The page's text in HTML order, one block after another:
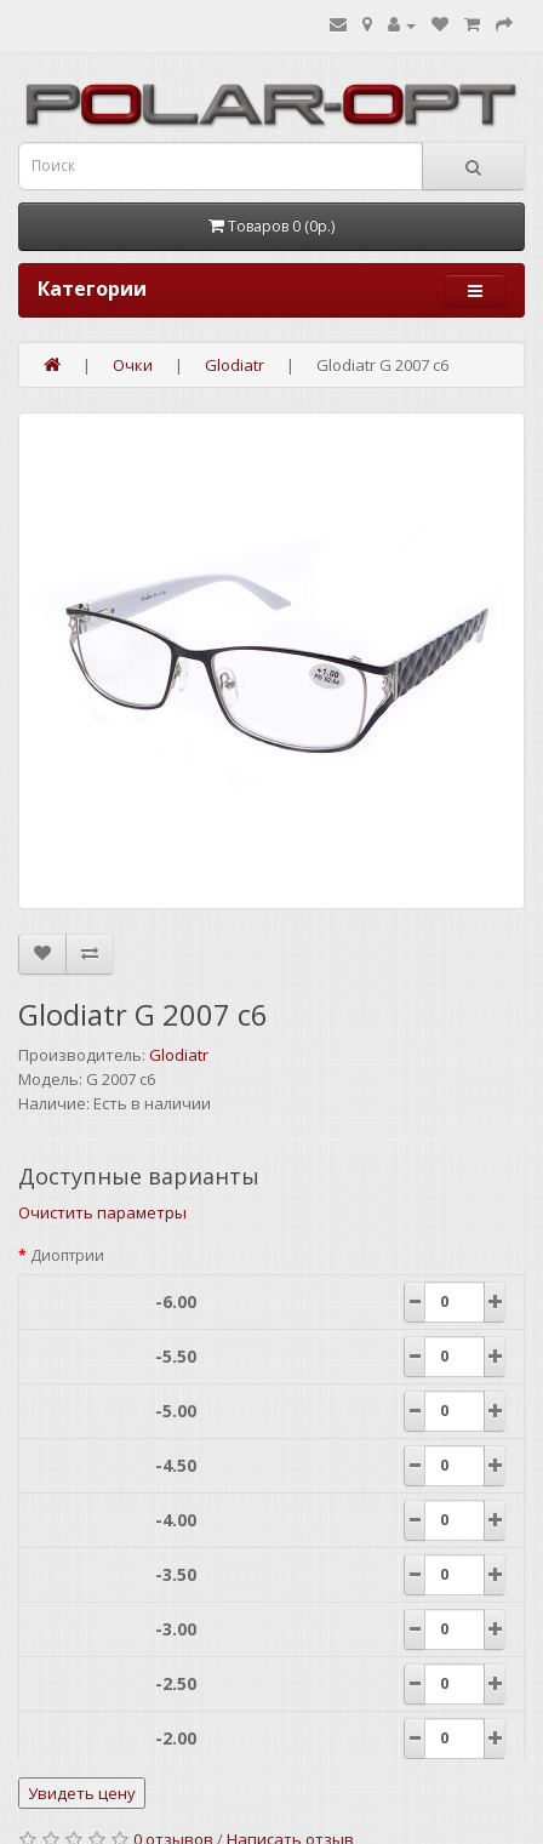
Товаров 0 (0р.)
Категории
Очки Glodiatr Glodiatr G 2007 c6
Glodiatr G 2007 c6
Производитель: Glodiatr
Модель: G 2007 c6
Наличие: Есть в наличии
Доступные варианты
Очистить параметры
Диоптрии
-6.00
-5.50
-5.00
-4.50
-4.00
-3.50
-3.00
-2.50
-2.00
0 отзывов /Написать отзыв